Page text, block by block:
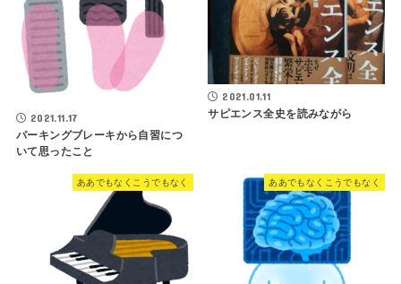
2021.11.17
パーキングブレーキから自習につ
いて思ったこと
2021.01.11
サピエンス全史を読みながら
ああでもなくこうでもなく ああでもなくこうでもなく